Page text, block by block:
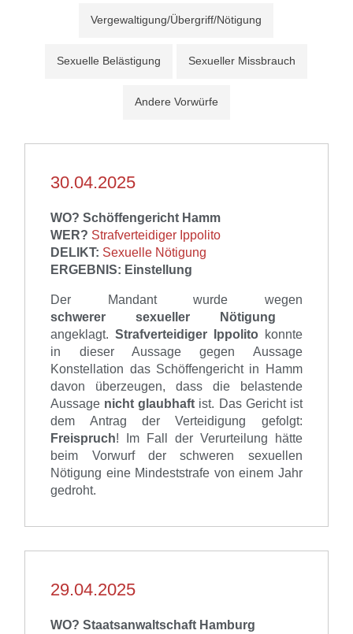
Vergewaltigung/Übergriff/Nötigung
Sexuelle Belästigung Sexueller Missbrauch
Andere Vorwürfe
30.04.2025
WO?Schöffengericht Hamm
WER? Strafverteidiger Ippolito
DELIKT: Sexuelle Nötigung
ERGEBNIS: Einstellung
Der Mandant wurde wegen
schwerer sexueller Nötigung
angeklagt.Strafverteidiger Ippolitokonnte
in dieser Aussage gegen Aussage
Konstellation das Schöffengericht in Hamm
davon überzeugen, dass die belastende
Aussage nicht glaubhaft ist. Das Gericht ist
dem Antrag der Verteidigung gefolgt:
Freispruch! Im Fall der Verurteilung hätte
beim Vorwurf der schweren sexuellen
Nötigung eine Mindeststrafe von einem Jahr
gedroht.
29.04.2025
WO? Staatsanwaltschaft Hamburg